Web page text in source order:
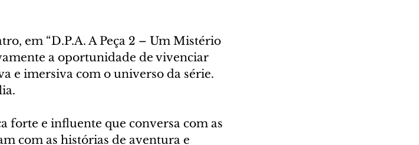
em “D.P.A. A Peça 2 – Um Mistério
a oportunidade de vivenciar
e imersiva com o universo da série.
forte e influente que conversa com as
com as histórias de aventura e